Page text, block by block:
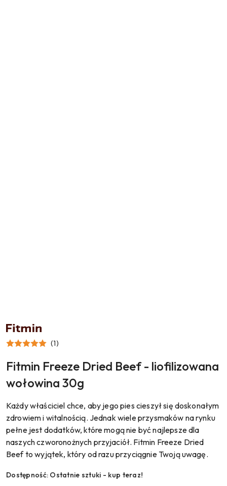
NAZWA
PRODUCENTA:
FITMIN
(1)
Fitmin Freeze Dried Beef - liofilizowana
wołowina 30g
Każdy właściciel chce, aby jego pies cieszył się doskonałym
zdrowiem i witalnością. Jednak wiele przysmaków na rynku
pełne jest dodatków, które mogą nie być najlepsze dla
naszych czworonożnych przyjaciół. Fitmin Freeze Dried
Beef to wyjątek, który od razu przyciągnie Twoją uwagę.
Dostępność: Ostatnie sztuki - kup teraz!